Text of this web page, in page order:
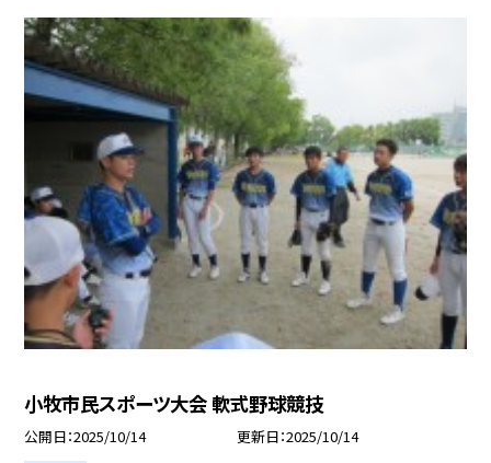
小牧市民スポーツ大会 軟式野球競技
公開日 2025/10/14 更新日 2025/10/14